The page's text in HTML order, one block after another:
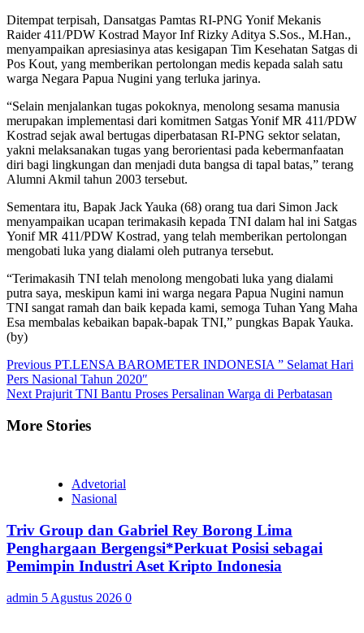
Ditempat terpisah, Dansatgas Pamtas RI-PNG Yonif Mekanis
Raider 411/PDW Kostrad Mayor Inf Rizky Aditya S.Sos., M.Han.,
menyampaikan apresiasinya atas kesigapan Tim Kesehatan Satgas di
Pos Kout, yang memberikan pertolongan medis kepada salah satu
warga Negara Papua Nugini yang terluka jarinya.
“Selain menjalankan tugas pokoknya, menolong sesama manusia
merupakan implementasi dari komitmen Satgas Yonif MR 411/PDW
Kostrad sejak awal bertugas diperbatasan RI-PNG sektor selatan,
yakni melaksanakan tugas yang berorientasi pada kebermanfaatan
diri bagi lingkungan dan menjadi duta bangsa di tapal batas,” terang
Alumni Akmil tahun 2003 tersebut.
Sementara itu, Bapak Jack Yauka (68) orang tua dari Simon Jack
menyampaikan ucapan terimakasih kepada TNI dalam hal ini Satgas
Yonif MR 411/PDW Kostrad, yang telah memberikan pertolongan
mengobati luka yang dialami oleh putranya tersebut.
“Terimakasih TNI telah menolong mengobati luka yang dialami
putra saya, meskipun kami ini warga negara Papua Nugini namun
TNI sangat ramah dan baik kepada kami, semoga Tuhan Yang Maha
Esa membalas kebaikan bapak-bapak TNI,” pungkas Bapak Yauka.
(by)
Continue
Reading
Previous PT.LENSA BAROMETER INDONESIA ” Selamat Hari
Pers Nasional Tahun 2020″
Next Prajurit TNI Bantu Proses Persalinan Warga di Perbatasan
More Stories
Advetorial
Nasional
Triv Group dan Gabriel Rey Borong Lima
Penghargaan Bergengsi*Perkuat Posisi sebagai
Pemimpin Industri Aset Kripto Indonesia
admin 5 Agustus 2026 0